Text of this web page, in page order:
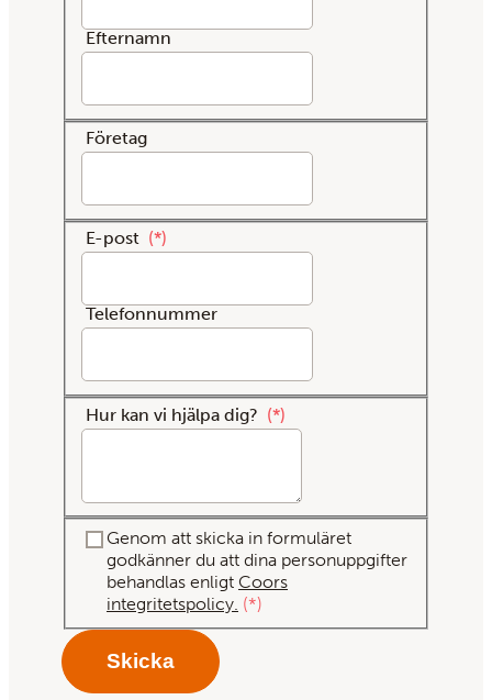
Efternamn
Företag
E-post *
Telefonnummer
Hur kan vi hjälpa dig? *
Genom att skicka in formuläret
godkänner du att dina personuppgifter
behandlas enligtCoors
integritetspolicy.
*